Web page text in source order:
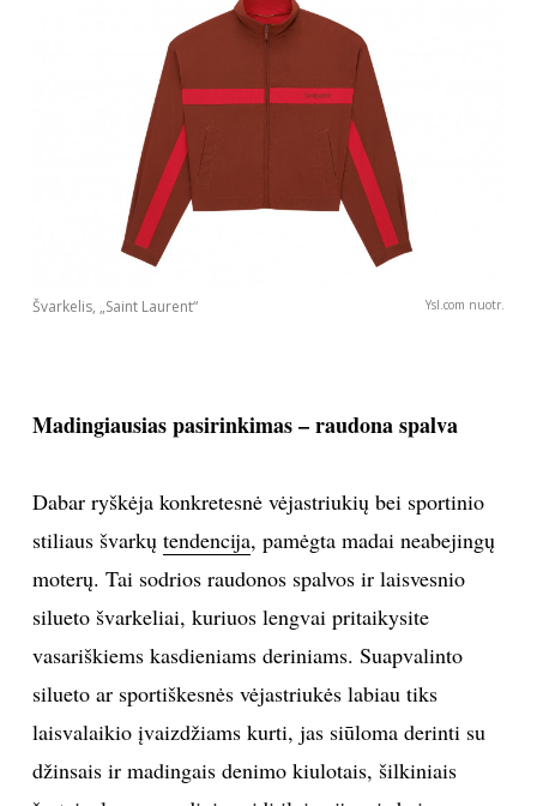
Jūs sutinkate su
taisyklėmis
Švarkelis, „Saint Laurent“ Ysl.com nuotr.
Madingiausias pasirinkimas – raudona spalva
Dabar ryškėja konkretesnė vėjastriukių bei sportinio
stiliaus švarkų tendencija, pamėgta madai neabejingų
moterų. Tai sodrios raudonos spalvos ir laisvesnio
silueto švarkeliai, kuriuos lengvai pritaikysite
vasariškiems kasdieniams deriniams. Suapvalinto
silueto ar sportiškesnės vėjastriukės labiau tiks
laisvalaikio įvaizdžiams kurti, jas siūloma derinti su
džinsais ir madingais denimo kiulotais, šilkiniais